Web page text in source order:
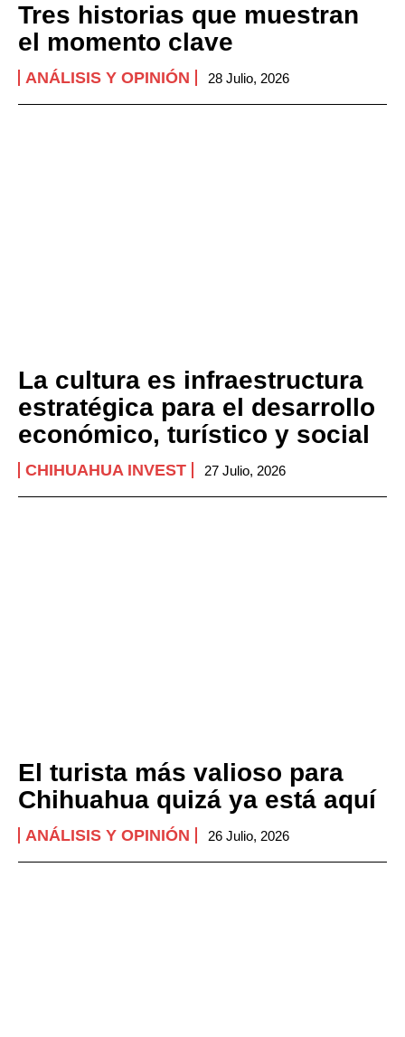
Tres historias que muestran
el momento clave
ANÁLISIS Y OPINIÓN 28 Julio, 2026
La cultura es infraestructura
estratégica para el desarrollo
económico, turístico y social
CHIHUAHUA INVEST 27 Julio, 2026
El turista más valioso para
Chihuahua quizá ya está aquí
ANÁLISIS Y OPINIÓN 26 Julio, 2026